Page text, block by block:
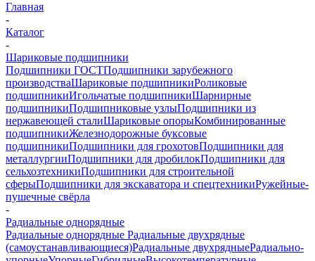
Главная
-
Каталог
-
Шариковые подшипники
Подшипники ГОСТПодшипники зарубежного
производстваШариковые подшипникиРоликовые
подшипникиИгольчатые подшипникиШарнирные
подшипникиПодшипниковые узлыПодшипники из
нержавеющей сталиШариковые опорыКомбинированные
подшипникиЖелезнодорожные буксовые
подшипникиПодшипники для грохотовПодшипники для
металлургииПодшипники для дробилокПодшипники для
сельхозтехникиПодшипники для строительной
сферыПодшипники для экскаватора и спецтехникиРужейные-
пушечные свёрла
-
Радиальные однорядные
Радиальные однорядные Радиальные двухрядные
(самоустанавливающиеся)Радиальные двухрядныеРадиально-